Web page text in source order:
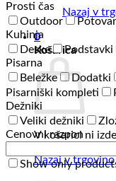
Nazaj v
0
Košarica
V košarici ni
Nazaj v trgovino
Prosti čas
Outdoor
Kuhinja
Deske
Podstavki
Pisarna
Beležke
Dodatki
Pisarniški kompleti
Dežniki
Veliki dežniki
Cenovni razpon
Show only